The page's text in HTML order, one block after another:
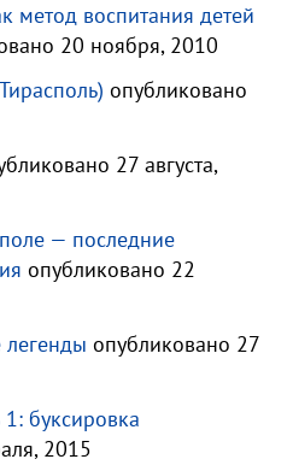
метод воспитания детей
20 ноября, 2010
опубликовано
27 августа,
— последние
опубликовано 22
опубликовано 27
буксировка
2015